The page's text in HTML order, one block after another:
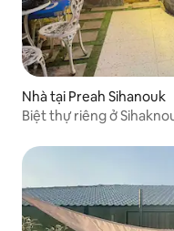
Nhà tại Preah Sihanouk
Biệt thự riêng ở